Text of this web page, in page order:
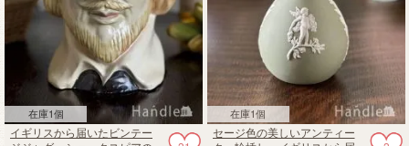
在庫1個
イギリスから届いたビンテー
在庫1個
セージ色の美しいアンティー